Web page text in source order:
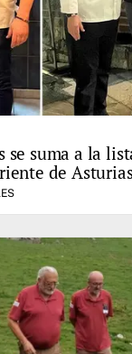
se suma a la
de